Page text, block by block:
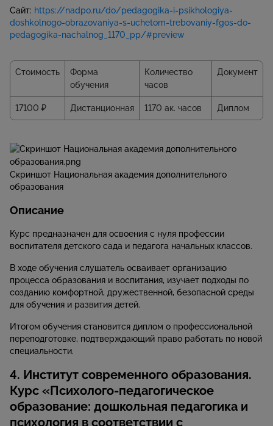
Сайт: https://nadpo.ru/do/pedagogika-i-psikhologiya-
doshkolnogo-obrazovaniya-s-uchetom-trebovaniy-fgos-do-
pedagogika-nachalnog_1170_pp/#preview
Стоимость
Форма
обучения
Количество
часов
Документ
17100 ₽ Дистанционная 1170 ак. часов Диплом
Скриншот Национальная академия дополнительного
образования
Описание
Курс предназначен для освоения с нуля профессии
воспитателя детского сада и педагога начальных классов.
В ходе обучения слушатель осваивает организацию
процесса образования и воспитания, изучает подходы по
созданию комфортной, дружественной, безопасной среды
для обучения и развития детей.
Итогом обучения становится диплом о профессиональной
переподготовке, подтверждающий право работать по новой
специальности.
4. Институт современного образования.
Курс «Психолого-педагогическое
образование: дошкольная педагогика и
психология в соответствии с